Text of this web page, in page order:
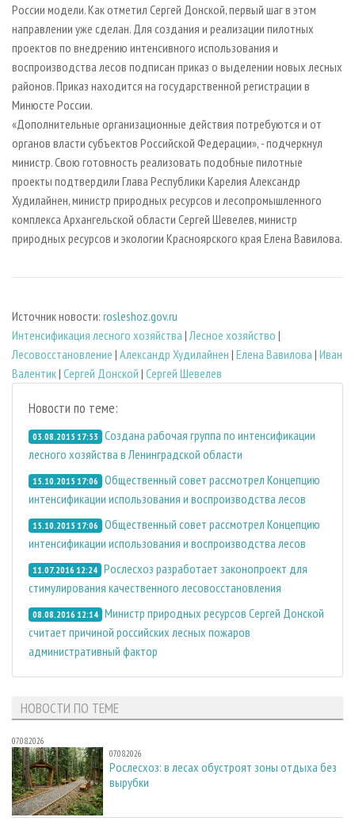
России модели. Как отметил Сергей Донской, первый шаг в этом
направлении уже сделан. Для создания и реализации пилотных
проектов по внедрению интенсивного использования и
воспроизводства лесов подписан приказ о выделении новых лесных
районов. Приказ находится на государственной регистрации в
Минюсте России.
«Дополнительные организационные действия потребуются и от
органов власти субъектов Российской Федерации», - подчеркнул
министр. Свою готовность реализовать подобные пилотные
проекты подтвердили Глава Республики Карелия Александр
Худилайнен, министр природных ресурсов и лесопромышленного
комплекса Архангельской области Сергей Шевелев, министр
природных ресурсов и экологии Красноярского края Елена Вавилова.
Источник новости: rosleshoz.gov.ru
Интенсификация лесного хозяйства |Лесное хозяйство |
Лесовосстановление | Александр Худилайнен | Елена Вавилова | Иван
Валентик| Сергей Донской | Сергей Шевелев
Новости по теме:
03.08.2015 17:53 Создана рабочая группа по интенсификации
лесного хозяйства в Ленинградской области
15.10.2015 17:06 Общественный совет рассмотрел Концепцию
интенсификации использования и воспроизводства лесов
15.10.2015 17:06 Общественный совет рассмотрел Концепцию
интенсификации использования и воспроизводства лесов
11.07.2016 12:24 Рослесхоз разработает законопроект для
стимулирования качественного лесовосстановления
08.08.2016 12:14 Министр природных ресурсов Сергей Донской
считает причиной российских лесных пожаров
административный фактор
НОВОСТИ ПО ТЕМЕ
07.08.2026
07.08.2026
Рослесхоз: в лесах обустроят зоны отдыха без
вырубки